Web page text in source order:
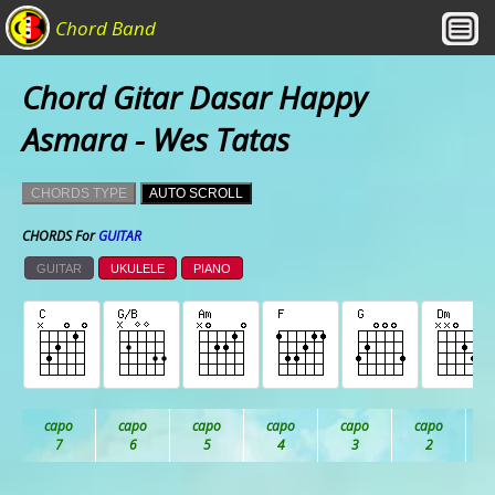
Chord Band
Chord Gitar Dasar Happy
Asmara - Wes Tatas
CHORDS TYPE AUTO SCROLL
CHORDS ForGUITAR
GUITAR UKULELE PIANO